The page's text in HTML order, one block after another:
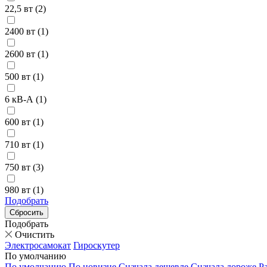
22,5 вт (2)
2400 вт (1)
2600 вт (1)
500 вт (1)
6 кВ-А (1)
600 вт (1)
710 вт (1)
750 вт (3)
980 вт (1)
Подобрать
Подобрать
Очистить
Электросамокат Гироскутер
По умолчанию